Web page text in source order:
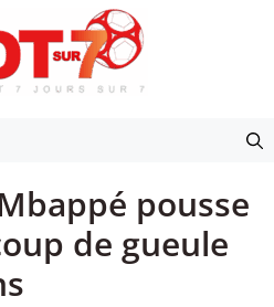
pousse
de gueule